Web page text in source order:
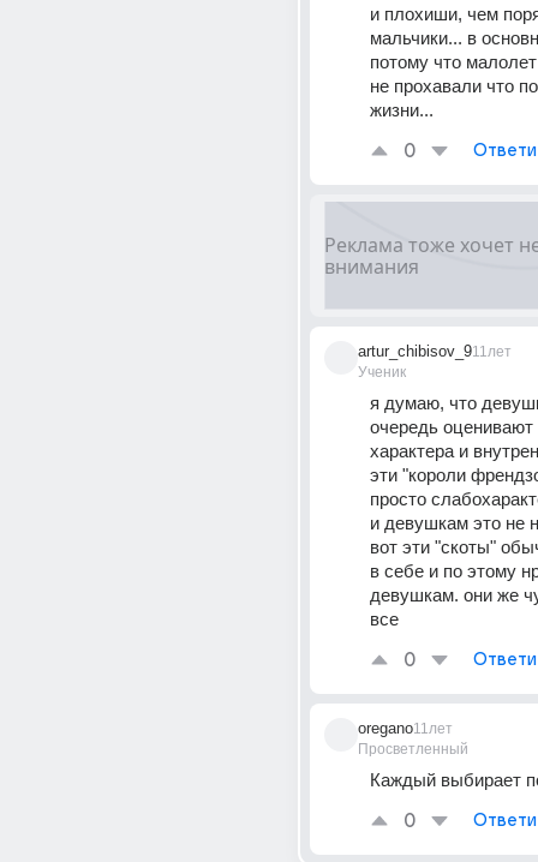
и плохиши, чем
мальчики... в
потому что
не прохавали что
жизни...
0
artur_chibisov_9
Ученик
11лет
я думаю, что
очередь оценивают
характера и
эти "короли
просто
и девушкам это не
вот эти "скоты"
в себе и по этому
девушкам. они же
все
0
oregano
Просветленный
11лет
Каждый выбирает
0